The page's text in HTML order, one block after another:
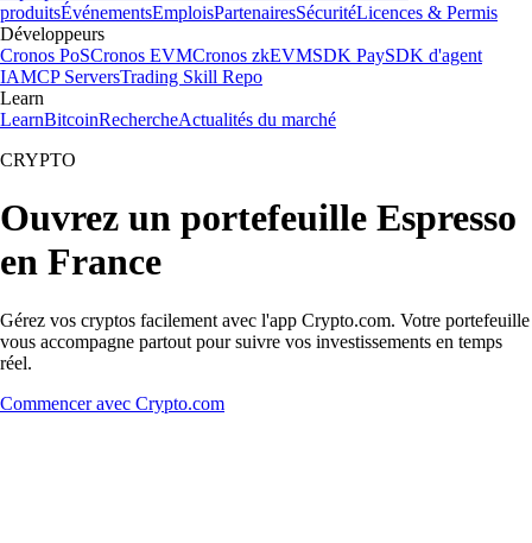
produitsÉvénementsEmploisPartenairesSécuritéLicences & Permis
Développeurs
Cronos PoSCronos EVMCronos zkEVMSDK PaySDK d'agent
IAMCP ServersTrading Skill Repo
Learn
LearnBitcoinRechercheActualités du marché
CRYPTO
Ouvrez un portefeuille Espresso
en France
Gérez vos cryptos facilement avec l'app Crypto.com. Votre portefeuille
vous accompagne partout pour suivre vos investissements en temps
réel.
Commencer avec Crypto.com